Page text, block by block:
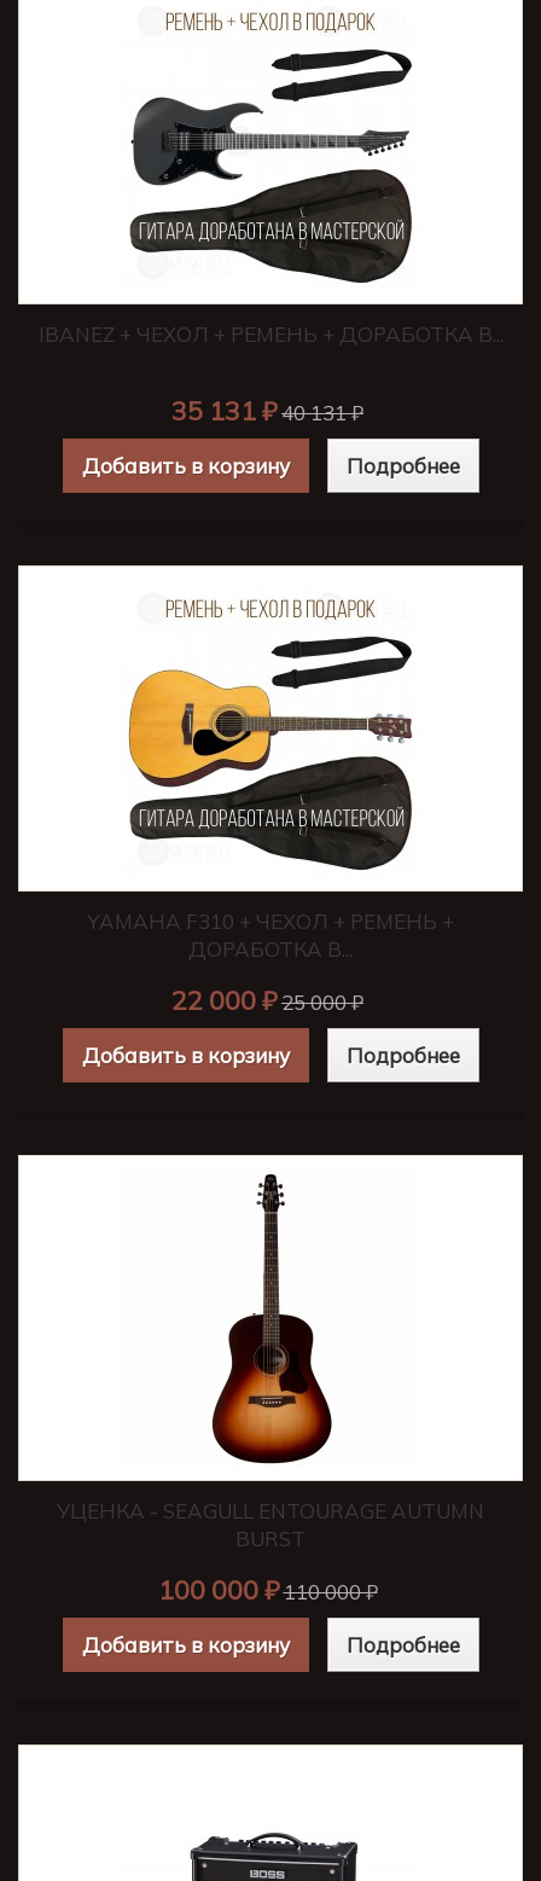
IBANEZ + ЧЕХОЛ + РЕМЕНЬ + ДОРАБОТКА В...
35 131 ₽40 131 ₽
Добавить в корзину Подробнее
YAMAHA F310 + ЧЕХОЛ + РЕМЕНЬ +
ДОРАБОТКА В...
22 000 ₽25 000 ₽
Добавить в корзину Подробнее
УЦЕНКА - SEAGULL ENTOURAGE AUTUMN
BURST
100 000 ₽110 000 ₽
Добавить в корзину Подробнее